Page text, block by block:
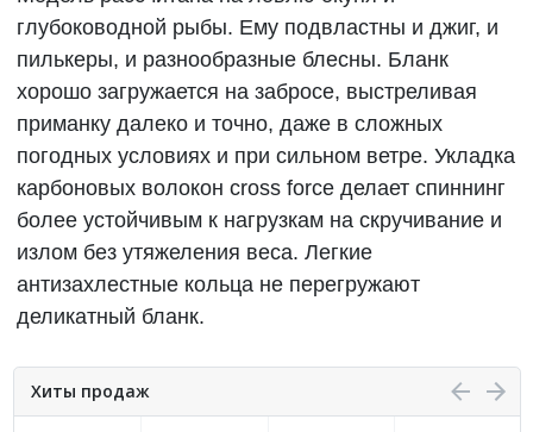
глубоководной рыбы. Ему подвластны и джиг, и
пилькеры, и разнообразные блесны. Бланк
хорошо загружается на забросе, выстреливая
приманку далеко и точно, даже в сложных
погодных условиях и при сильном ветре. Укладка
карбоновых волокон cross force делает спиннинг
более устойчивым к нагрузкам на скручивание и
излом без утяжеления веса. Легкие
антизахлестные кольца не перегружают
деликатный бланк.
Хиты продаж